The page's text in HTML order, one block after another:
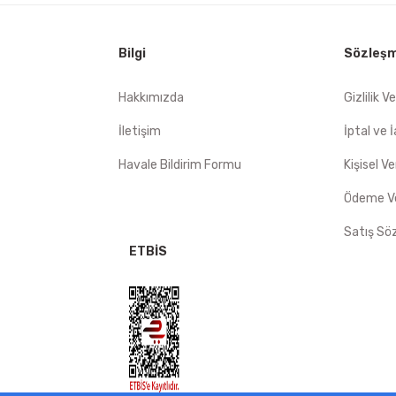
hızlı Bilgi
Hakkımızda
İletişim
Havale Bildirim Formu
Gizlilik
İptal ve
Kişisel
Ödeme
Satış
ETBİS